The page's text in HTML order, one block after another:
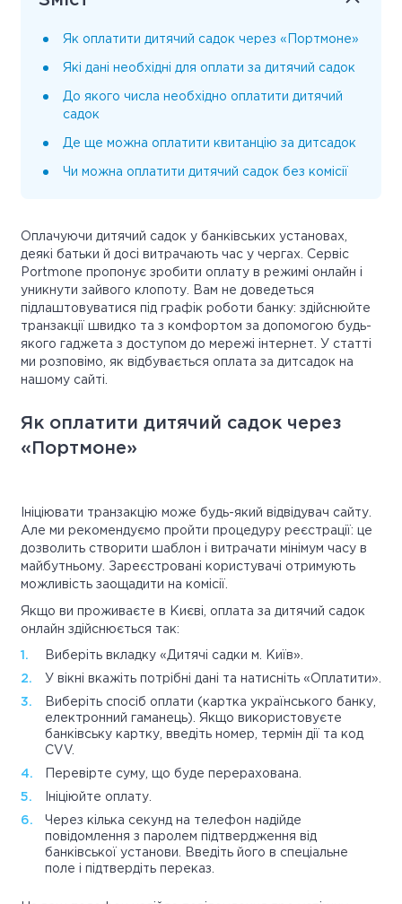
Як оплатити дитячий садок через «Портмоне»
Які дані необхідні для оплати за дитячий садок
До якого числа необхідно оплатити дитячий
садок
Де ще можна оплатити квитанцію за дитсадок
Чи можна оплатити дитячий садок без комісії
Оплачуючи дитячий садок у банківських установах,
деякі батьки й досі витрачають час у чергах. Сервіс
Portmone пропонує зробити оплату в режимі онлайн і
уникнути зайвого клопоту. Вам не доведеться
підлаштовуватися під графік роботи банку: здійснюйте
транзакції швидко та з комфортом за допомогою будь-
якого гаджета з доступом до мережі інтернет. У статті
ми розповімо, як відбувається оплата за дитсадок на
нашому сайті.
Як оплатити дитячий садок через
«Портмоне»
Ініціювати транзакцію може будь-який відвідувач сайту.
Але ми рекомендуємо пройти процедуру реєстрації: це
дозволить створити шаблон і витрачати мінімум часу в
майбутньому. Зареєстровані користувачі отримують
можливість заощадити на комісії.
Якщо ви проживаєте в Києві, оплата за дитячий садок
онлайн здійснюється так:
Виберіть вкладку «Дитячі садки м. Київ».
У вікні вкажіть потрібні дані та натисніть «Оплатити».
Виберіть спосіб оплати (картка українського банку,
електронний гаманець). Якщо використовуєте
банківську картку, введіть номер, термін дії та код
CVV.
Перевірте суму, що буде перерахована.
Ініціюйте оплату.
Через кілька секунд на телефон надійде
повідомлення з паролем підтвердження від
банківської установи. Введіть його в спеціальне
поле і підтвердіть переказ.